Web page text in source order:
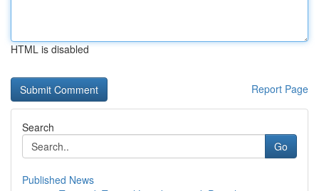
HTML is disabled
Report Page
Search
Go
Published News